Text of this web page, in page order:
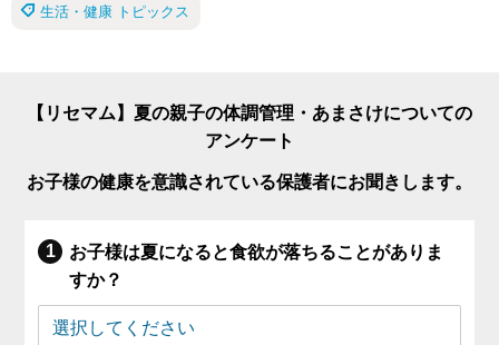
生活・健康 トピックス
【リセマム】夏の親子の体調管理・あまさけについての
アンケート
お子様の健康を意識されている保護者にお聞きします。
お子様は夏になると食欲が落ちることがありま
すか？